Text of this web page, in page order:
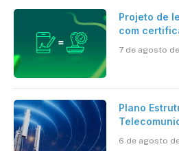
Projeto de
com
cartório
7 de agosto
Plano
mantém
6 de agosto